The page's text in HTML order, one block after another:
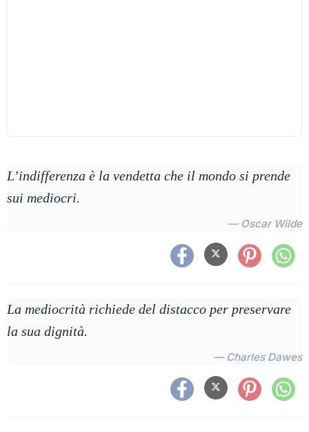
L’indifferenza è la vendetta che il mondo si prende
sui mediocri.
— Oscar Wilde
La mediocrità richiede del distacco per preservare
la sua dignità.
— Charles Dawes